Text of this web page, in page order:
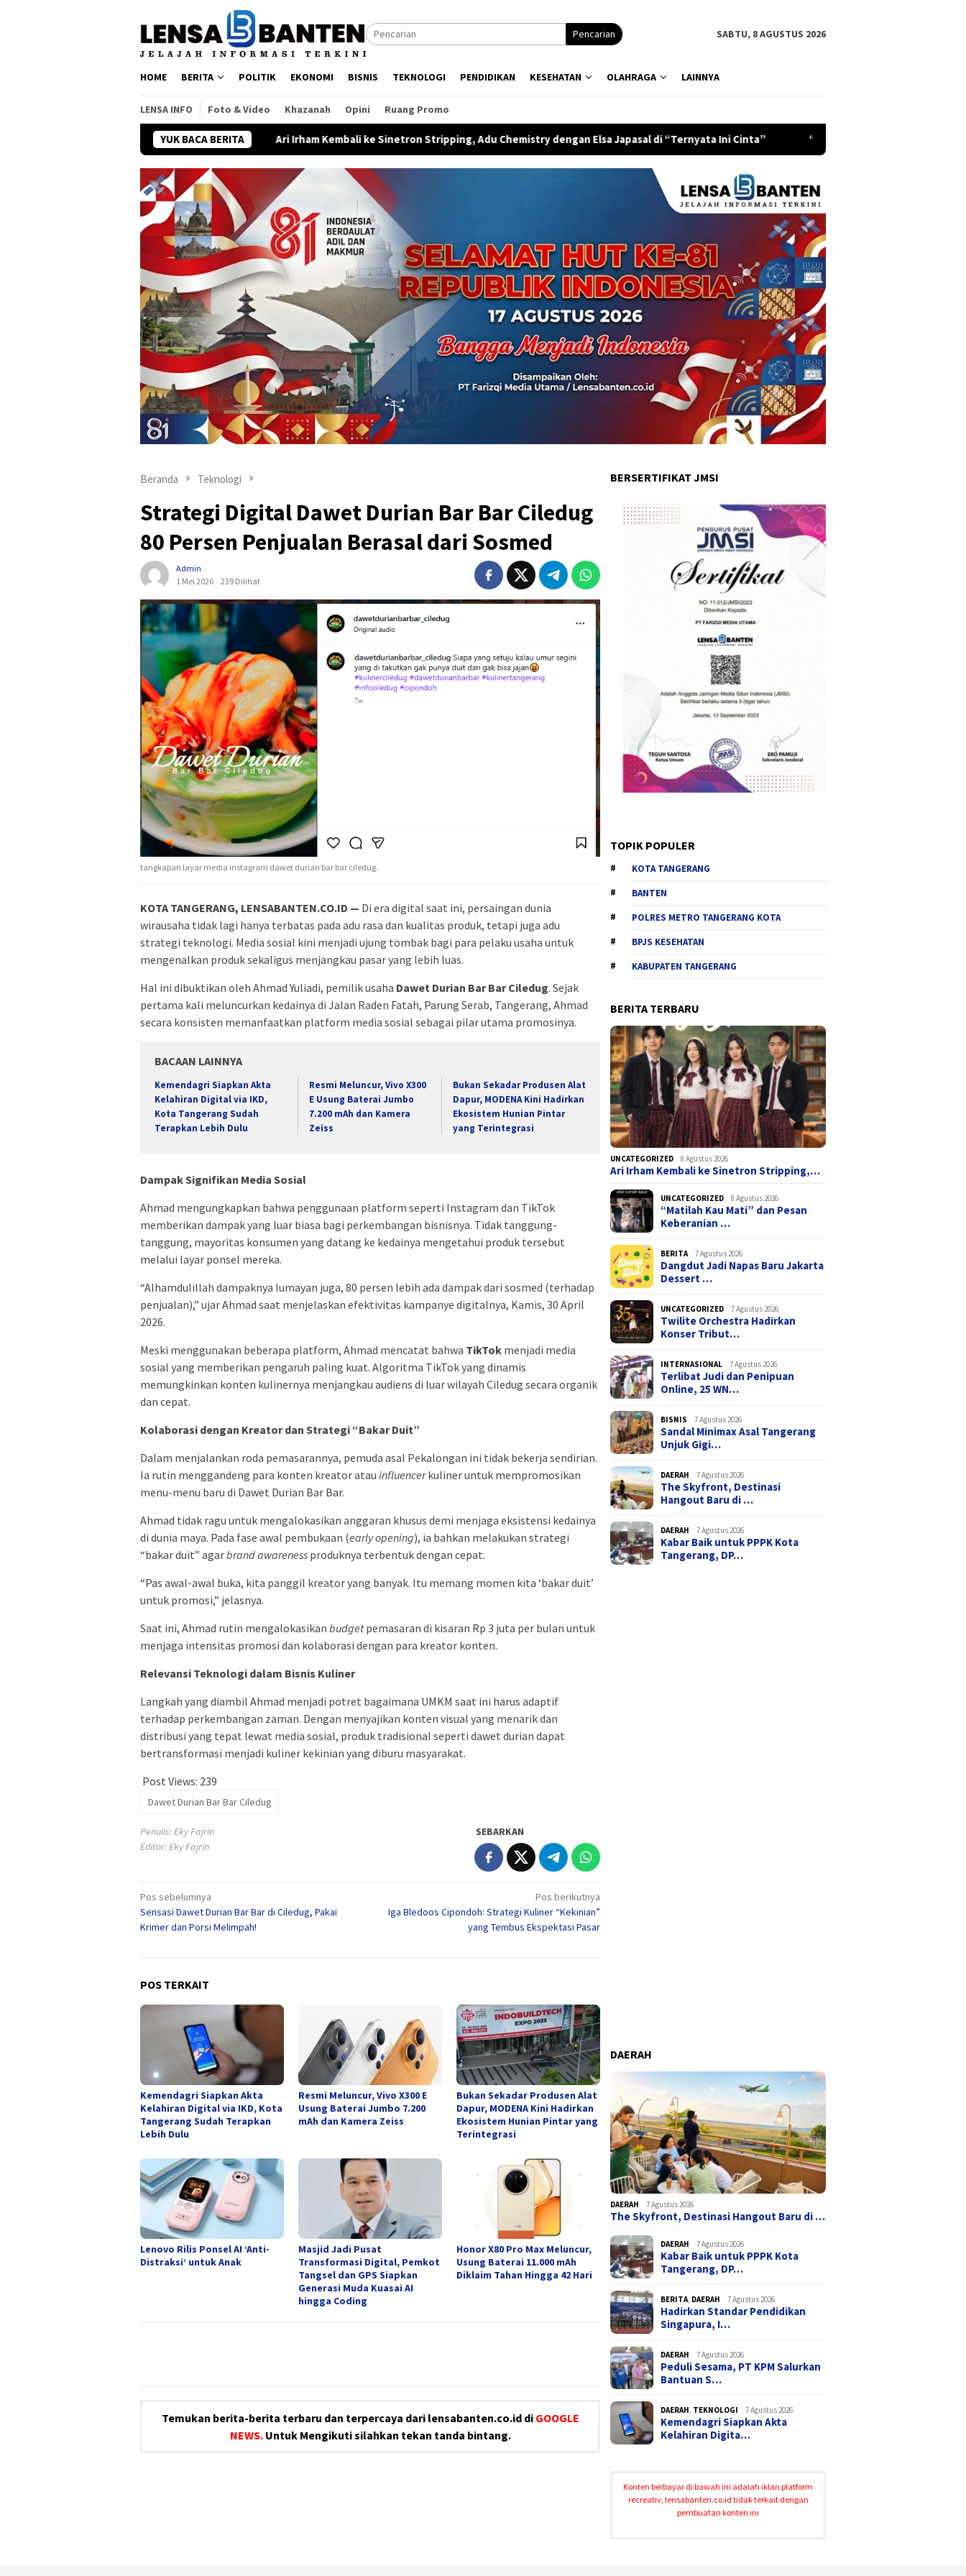
Pencarian SABTU, 8 AGUSTUS 2026
HOME BERITA POLITIK EKONOMI BISNIS TEKNOLOGI PENDIDIKAN KESEHATAN OLAHRAGA LAINNYA
LENSA INFO Foto & Video Khazanah Opini Ruang Promo
YUK BACA BERITA
Ari Irham Kembali ke Sinetron Stripping, Adu Chemistry dengan Elsa Japasal di “Ternyata Ini Cinta” “Matilah Kau Mati” dan Pesan Keberanian yang Tak
Beranda Teknologi
Strategi Digital Dawet Durian Bar Bar Ciledug
80 Persen Penjualan Berasal dari Sosmed
Admin
1 Mei 2026
239 Dilihat
tangkapan layar media instagram dawet durian bar bar ciledug.
KOTA TANGERANG, LENSABANTEN.CO.ID — Di era digital saat ini, persaingan dunia
wirausaha tidak lagi hanya terbatas pada adu rasa dan kualitas produk, tetapi juga adu
strategi teknologi. Media sosial kini menjadi ujung tombak bagi para pelaku usaha untuk
mengenalkan produk sekaligus menjangkau pasar yang lebih luas.
Hal ini dibuktikan oleh Ahmad Yuliadi, pemilik usaha Dawet Durian Bar Bar Ciledug. Sejak
pertama kali meluncurkan kedainya di Jalan Raden Fatah, Parung Serab, Tangerang, Ahmad
secara konsisten memanfaatkan platform media sosial sebagai pilar utama promosinya.
BACAAN LAINNYA
Kemendagri Siapkan Akta
Kelahiran Digital via IKD,
Kota Tangerang Sudah
Terapkan Lebih Dulu
Resmi Meluncur, Vivo X300
E Usung Baterai Jumbo
7.200 mAh dan Kamera
Zeiss
Bukan Sekadar Produsen Alat
Dapur, MODENA Kini Hadirkan
Ekosistem Hunian Pintar
yang Terintegrasi
Dampak Signifikan Media Sosial
Ahmad mengungkapkan bahwa penggunaan platform seperti Instagram dan TikTok
memberikan dampak yang luar biasa bagi perkembangan bisnisnya. Tidak tanggung-
tanggung, mayoritas konsumen yang datang ke kedainya mengetahui produk tersebut
melalui layar ponsel mereka.
“Alhamdulillah dampaknya lumayan juga, 80 persen lebih ada dampak dari sosmed (terhadap
penjualan),” ujar Ahmad saat menjelaskan efektivitas kampanye digitalnya, Kamis, 30 April
2026.
Meski menggunakan beberapa platform, Ahmad mencatat bahwa TikTok menjadi media
sosial yang memberikan pengaruh paling kuat. Algoritma TikTok yang dinamis
memungkinkan konten kulinernya menjangkau audiens di luar wilayah Ciledug secara organik
dan cepat.
Kolaborasi dengan Kreator dan Strategi “Bakar Duit”
Dalam menjalankan roda pemasarannya, pemuda asal Pekalongan ini tidak bekerja sendirian.
Ia rutin menggandeng para konten kreator atau influencerkuliner untuk mempromosikan
menu-menu baru di Dawet Durian Bar Bar.
Ahmad tidak ragu untuk mengalokasikan anggaran khusus demi menjaga eksistensi kedainya
di dunia maya. Pada fase awal pembukaan (early opening), ia bahkan melakukan strategi
“bakar duit” agarbrand awareness produknya terbentuk dengan cepat.
“Pas awal-awal buka, kita panggil kreator yang banyak. Itu memang momen kita ‘bakar duit’
untuk promosi,” jelasnya.
Saat ini, Ahmad rutin mengalokasikan budgetpemasaran di kisaran Rp 3 juta per bulan untuk
menjaga intensitas promosi dan kolaborasi dengan para kreator konten.
Relevansi Teknologi dalam Bisnis Kuliner
Langkah yang diambil Ahmad menjadi potret bagaimana UMKM saat ini harus adaptif
terhadap perkembangan zaman. Dengan menyajikan konten visual yang menarik dan
distribusi yang tepat lewat media sosial, produk tradisional seperti dawet durian dapat
bertransformasi menjadi kuliner kekinian yang diburu masyarakat.
Post Views: 239
Dawet Durian Bar Bar Ciledug
Penulis: Eky Fajrin
Editor: Eky Fajrin
SEBARKAN
Navigasi
pos
Pos sebelumnya
Sensasi Dawet Durian Bar Bar di Ciledug, Pakai
Krimer dan Porsi Melimpah!
Pos berikutnya
Iga Bledoos Cipondoh: Strategi Kuliner “Kekinian”
yang Tembus Ekspektasi Pasar
POS TERKAIT
Kemendagri Siapkan Akta
Kelahiran Digital via IKD, Kota
Tangerang Sudah Terapkan
Lebih Dulu
Resmi Meluncur, Vivo X300 E
Usung Baterai Jumbo 7.200
mAh dan Kamera Zeiss
Bukan Sekadar Produsen Alat
Dapur, MODENA Kini Hadirkan
Ekosistem Hunian Pintar yang
Terintegrasi
Lenovo Rilis Ponsel AI ‘Anti-
Distraksi’ untuk Anak
Masjid Jadi Pusat
Transformasi Digital, Pemkot
Tangsel dan GPS Siapkan
Generasi Muda Kuasai AI
hingga Coding
Honor X80 Pro Max Meluncur,
Usung Baterai 11.000 mAh
Diklaim Tahan Hingga 42 Hari
Temukan berita-berita terbaru dan terpercaya dari lensabanten.co.id di GOOGLE
NEWS. Untuk Mengikuti silahkan tekan tanda bintang.
BERSERTIFIKAT JMSI
TOPIK POPULER
KOTA TANGERANG
BANTEN
POLRES METRO TANGERANG KOTA
BPJS KESEHATAN
KABUPATEN TANGERANG
BERITA TERBARU
UNCATEGORIZED 8 Agustus 2026
Ari Irham Kembali ke Sinetron Stripping,…
UNCATEGORIZED 8 Agustus 2026
“Matilah Kau Mati” dan Pesan
Keberanian …
BERITA 7 Agustus 2026
Dangdut Jadi Napas Baru Jakarta
Dessert …
UNCATEGORIZED 7 Agustus 2026
Twilite Orchestra Hadirkan
Konser Tribut…
INTERNASIONAL 7 Agustus 2026
Terlibat Judi dan Penipuan
Online, 25 WN…
BISNIS 7 Agustus 2026
Sandal Minimax Asal Tangerang
Unjuk Gigi…
DAERAH 7 Agustus 2026
The Skyfront, Destinasi
Hangout Baru di …
DAERAH 7 Agustus 2026
Kabar Baik untuk PPPK Kota
Tangerang, DP…
DAERAH
DAERAH 7 Agustus 2026
The Skyfront, Destinasi Hangout Baru di …
DAERAH 7 Agustus 2026
Kabar Baik untuk PPPK Kota
Tangerang, DP…
BERITA, DAERAH 7 Agustus 2026
Hadirkan Standar Pendidikan
Singapura, I…
DAERAH 7 Agustus 2026
Peduli Sesama, PT KPM Salurkan
Bantuan S…
DAERAH, TEKNOLOGI 7 Agustus 2026
Kemendagri Siapkan Akta
Kelahiran Digita…
Konten berbayar di bawah ini adalah iklan platform
recreativ, lensabanten.co.id tidak terkait dengan
pembuatan konten ini